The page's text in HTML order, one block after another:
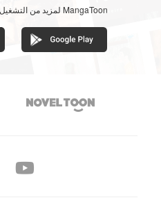
لمزيد من التشغيل واللعب ، يرجى تنزيل تطبيق MangaToon

